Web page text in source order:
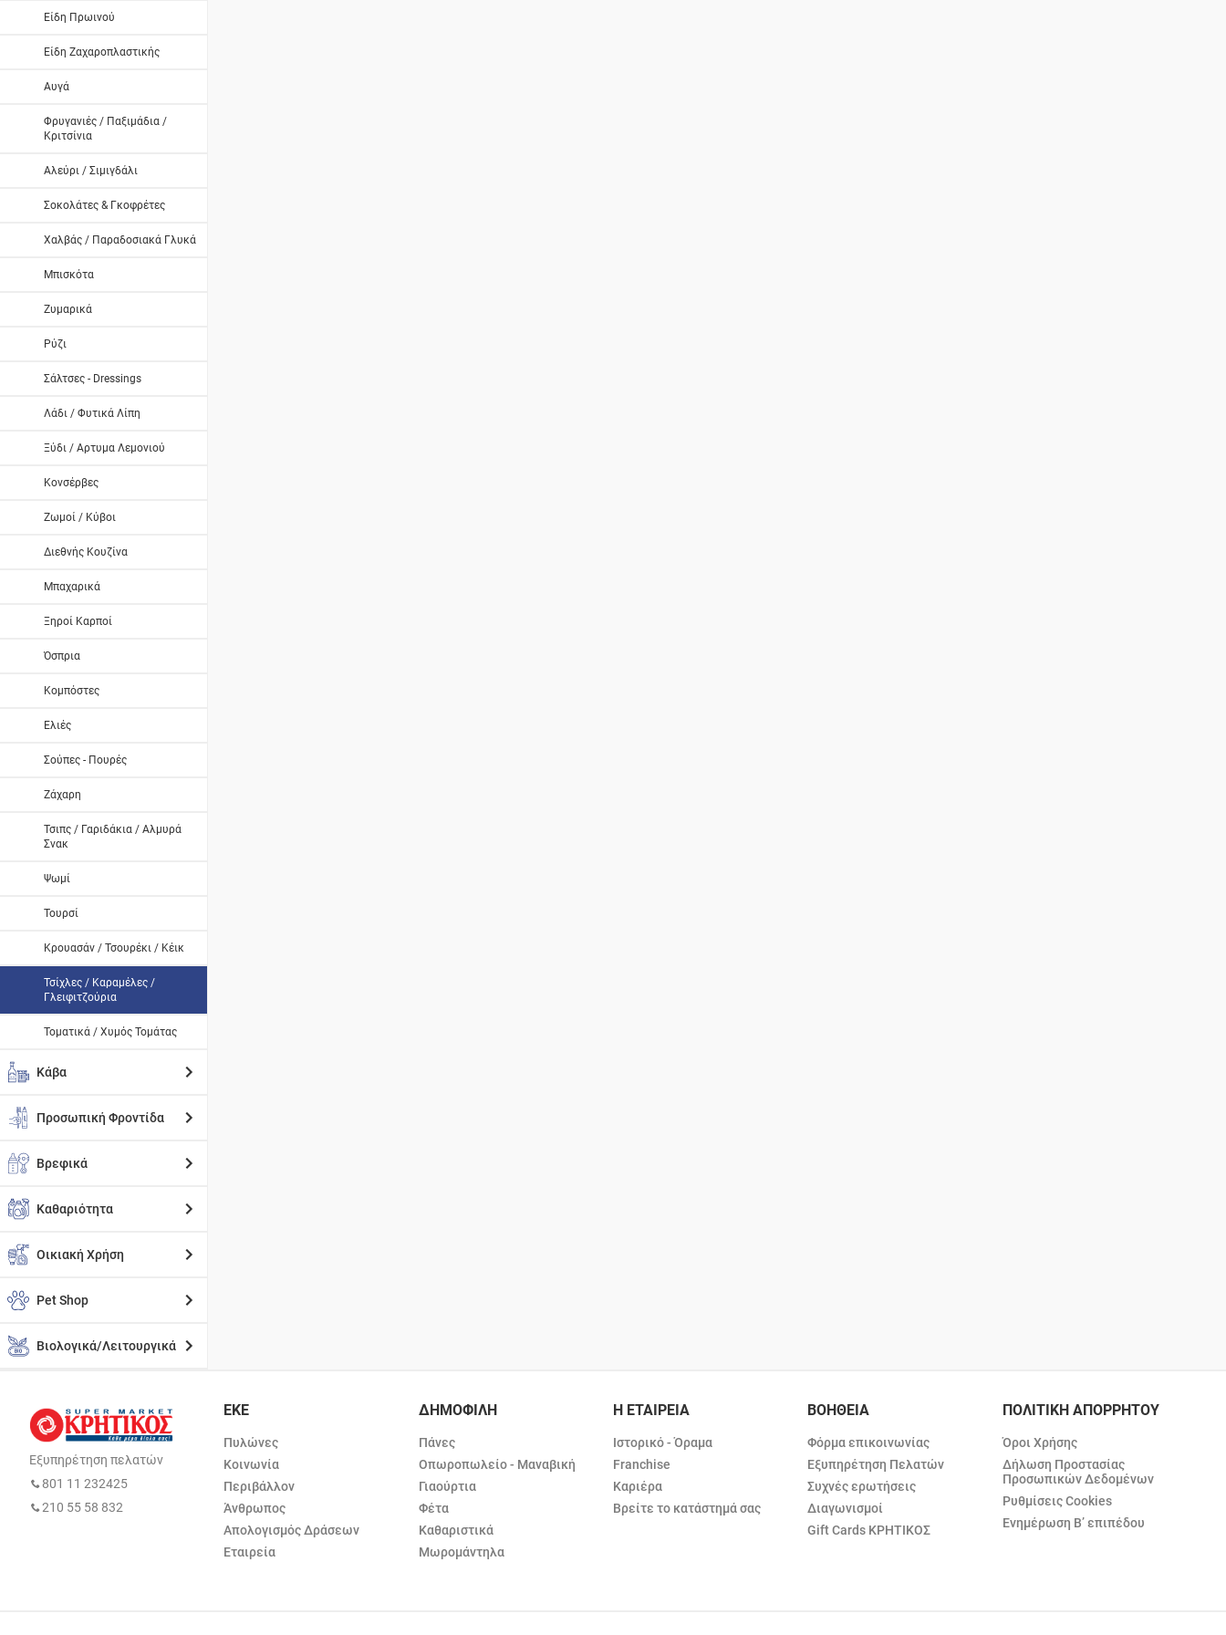
Είδη Πρωινού
Είδη Ζαχαροπλαστικής
Αυγά
Φρυγανιές / Παξιμάδια /
Κριτσίνια
Αλεύρι / Σιμιγδάλι
Σοκολάτες & Γκοφρέτες
Χαλβάς / Παραδοσιακά Γλυκά
Μπισκότα
Ζυμαρικά
Ρύζι
Σάλτσες - Dressings
Λάδι / Φυτικά Λίπη
Ξύδι / Αρτυμα Λεμονιού
Κονσέρβες
Ζωμοί / Κύβοι
Διεθνής Κουζίνα
Μπαχαρικά
Ξηροί Καρποί
Όσπρια
Κομπόστες
Ελιές
Σούπες - Πουρές
Ζάχαρη
Τσιπς / Γαριδάκια / Αλμυρά
Σνακ
Ψωμί
Τουρσί
Κρουασάν / Τσουρέκι / Κέικ
Τσίχλες / Καραμέλες /
Γλειφιτζούρια
Τοματικά / Χυμός Τομάτας
Κάβα
Προσωπική Φροντίδα
Βρεφικά
Καθαριότητα
Οικιακή Χρήση
Pet Shop
Βιολογικά/Λειτουργικά
Εξυπηρέτηση πελατών
801 11 232425
210 55 58 832
ΕΚΕ
Πυλώνες
Κοινωνία
Περιβάλλον
Άνθρωπος
Απολογισμός Δράσεων
Εταιρεία
ΔΗΜΟΦΙΛΗ
Πάνες
Οπωροπωλείο - Μαναβική
Γιαούρτια
Φέτα
Καθαριστικά
Μωρομάντηλα
Η ΕΤΑΙΡΕΙΑ
Ιστορικό - Όραμα
Franchise
Καριέρα
Βρείτε το κατάστημά σας
ΒΟΗΘΕΙΑ
Φόρμα επικοινωνίας
Εξυπηρέτηση Πελατών
Συχνές ερωτήσεις
Διαγωνισμοί
Gift Cards ΚΡΗΤΙΚΟΣ
ΠΟΛΙΤΙΚΗ ΑΠΟΡΡΗΤΟΥ
Όροι Χρήσης
Δήλωση Προστασίας
Προσωπικών Δεδομένων
Ρυθμίσεις Cookies
Ενημέρωση Β’ επιπέδου